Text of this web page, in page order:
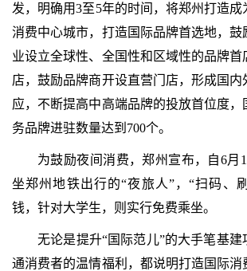
发，明确用3至5年的时间，将郑州打造
消费中心城市，打造国际品牌首选地，鼓
业设立全球性、全国性和区域性的品牌
店，鼓励品牌商开设直营门店，形成国
应，不断提高中高端品牌的投放首位度，
务品牌进驻数量达到700个。
为鼓励夜间消费，郑州宣布，自6月
坐郑州地铁出行的“夜旅人”，“扫码、
钱，针对大学生，则实行免费乘坐。
无论是提升“国际范儿”的大手笔基
通消费者的温情福利，都说明打造国际消